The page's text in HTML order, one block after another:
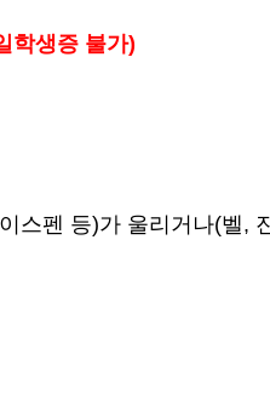
학생증 불가)
펜 등)가 울리거나(벨,